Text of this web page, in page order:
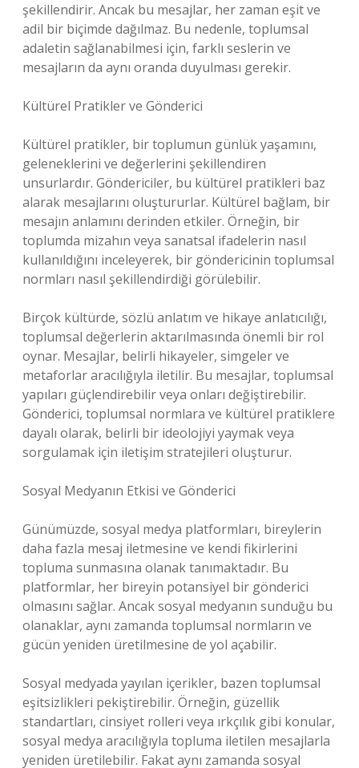
şekillendirir. Ancak bu mesajlar, her zaman eşit ve
adil bir biçimde dağılmaz. Bu nedenle, toplumsal
adaletin sağlanabilmesi için, farklı seslerin ve
mesajların da aynı oranda duyulması gerekir.
Kültürel Pratikler ve Gönderici
Kültürel pratikler, bir toplumun günlük yaşamını,
geleneklerini ve değerlerini şekillendiren
unsurlardır. Göndericiler, bu kültürel pratikleri baz
alarak mesajlarını oluştururlar. Kültürel bağlam, bir
mesajın anlamını derinden etkiler. Örneğin, bir
toplumda mizahın veya sanatsal ifadelerin nasıl
kullanıldığını inceleyerek, bir göndericinin toplumsal
normları nasıl şekillendirdiği görülebilir.
Birçok kültürde, sözlü anlatım ve hikaye anlatıcılığı,
toplumsal değerlerin aktarılmasında önemli bir rol
oynar. Mesajlar, belirli hikayeler, simgeler ve
metaforlar aracılığıyla iletilir. Bu mesajlar, toplumsal
yapıları güçlendirebilir veya onları değiştirebilir.
Gönderici, toplumsal normlara ve kültürel pratiklere
dayalı olarak, belirli bir ideolojiyi yaymak veya
sorgulamak için iletişim stratejileri oluşturur.
Sosyal Medyanın Etkisi ve Gönderici
Günümüzde, sosyal medya platformları, bireylerin
daha fazla mesaj iletmesine ve kendi fikirlerini
topluma sunmasına olanak tanımaktadır. Bu
platformlar, her bireyin potansiyel bir gönderici
olmasını sağlar. Ancak sosyal medyanın sunduğu bu
olanaklar, aynı zamanda toplumsal normların ve
gücün yeniden üretilmesine de yol açabilir.
Sosyal medyada yayılan içerikler, bazen toplumsal
eşitsizlikleri pekiştirebilir. Örneğin, güzellik
standartları, cinsiyet rolleri veya ırkçılık gibi konular,
sosyal medya aracılığıyla topluma iletilen mesajlarla
yeniden üretilebilir. Fakat aynı zamanda sosyal